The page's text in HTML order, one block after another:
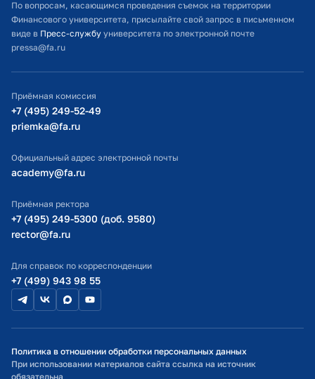
История
Информатика
Биология
Экономика
Право
Иностранный язык в профессиональной деятельности*
Прикладная информатика
при Правительстве Российской Федерации»
Бизнес-информатика
Цифровая трансформация управления бизнесом
Государственное и муниципальное управление
Государственное и муниципальное управление
Студенческий офис
Официальный адрес электронной почты
Министерство просвещения РФ
Министерство науки и высшего образования РФ
По вопросам, касающимся проведения съемок на территории
Финансового университета, присылайте свой запрос в письменном
виде в Пресс-службу университета по электронной почте
pressa@fa.ru
Приёмная комиссия
+7 (495) 249-52-49
priemka@fa.ru
Официальный адрес электронной почты
academy@fa.ru
Приёмная ректора
+7 (495) 249-5300 (доб. 9580)
rector@fa.ru
Для справок по корреспонденции
+7 (499) 943 98 55
Политика в отношении обработки персональных данных
При использовании материалов сайта ссылка на источник
обязательна